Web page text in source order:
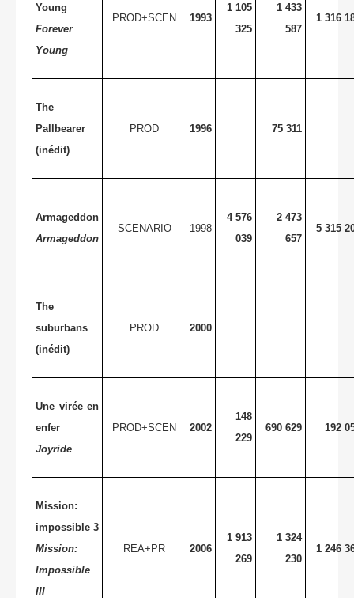
Young
Forever
Young
PROD+SCEN 1993
1 105
325
1 433
587
1 316
The
Pallbearer
(inédit)
PROD 1996 75 311
Armageddon
Armageddon
SCENARIO 1998
4 576
039
2 473
657
5 315
The
suburbans
(inédit)
PROD 2000
Une virée en
enfer
Joyride
PROD+SCEN 2002
148
229
690 629 192
Mission:
impossible 3
Mission:
Impossible
III
REA+PR 2006
1 913
269
1 324
230
1 246